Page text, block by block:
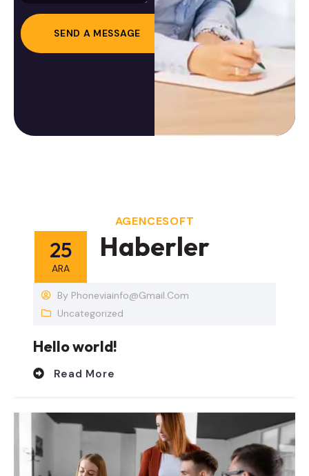
AGENCESOFT
Haberler
25
ARA
By Phoneviainfo@gmail.com
Uncategorized
Hello world!
Read More